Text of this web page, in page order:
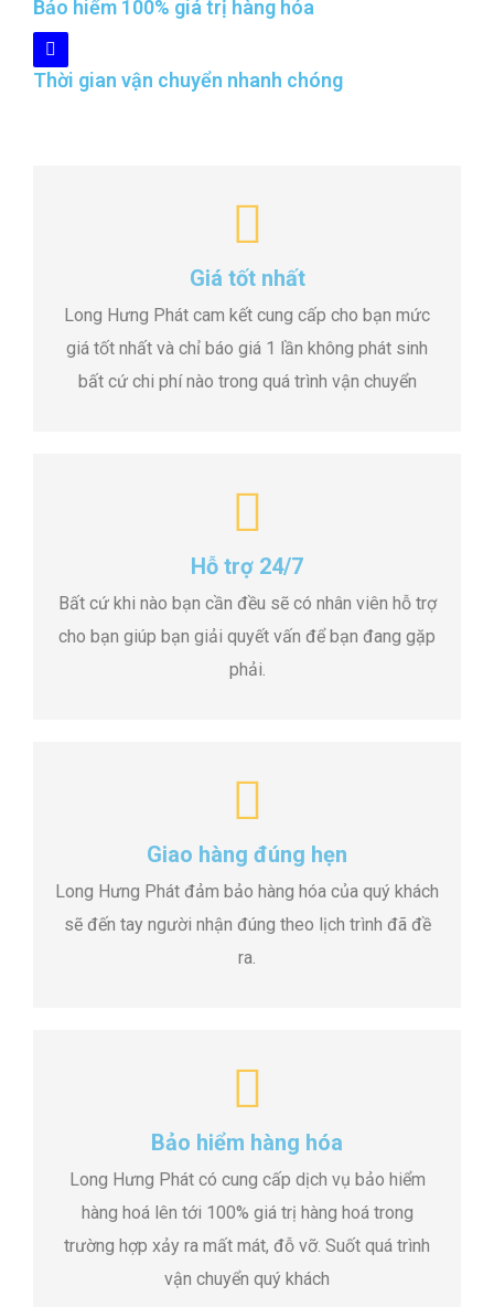
Bảo hiểm 100% giá trị hàng hóa
Thời gian vận chuyển nhanh chóng
Giá tốt nhất
Long Hưng Phát cam kết cung cấp cho bạn mức
giá tốt nhất và chỉ báo giá 1 lần không phát sinh
bất cứ chi phí nào trong quá trình vận chuyển
Hỗ trợ 24/7
Bất cứ khi nào bạn cần đều sẽ có nhân viên hỗ trợ
cho bạn giúp bạn giải quyết vấn để bạn đang gặp
phải.
Giao hàng đúng hẹn
Long Hưng Phát đảm bảo hàng hóa của quý khách
sẽ đến tay người nhận đúng theo lịch trình đã đề
ra.
Bảo hiểm hàng hóa
Long Hưng Phát có cung cấp dịch vụ bảo hiểm
hàng hoá lên tới 100% giá trị hàng hoá trong
trường hợp xảy ra mất mát, đỗ vỡ. Suốt quá trình
vận chuyển quý khách